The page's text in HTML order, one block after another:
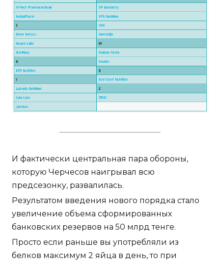
И фактически центральная пара обороны,
которую Черчесов наигрывал всю
предсезонку, развалилась.
Результатом введения нового порядка стало
увеличение объема сформированных
банковских резервов на 50 млрд тенге.
Просто если раньше вы употребляли из
белков максимум 2 яйца в день, то при